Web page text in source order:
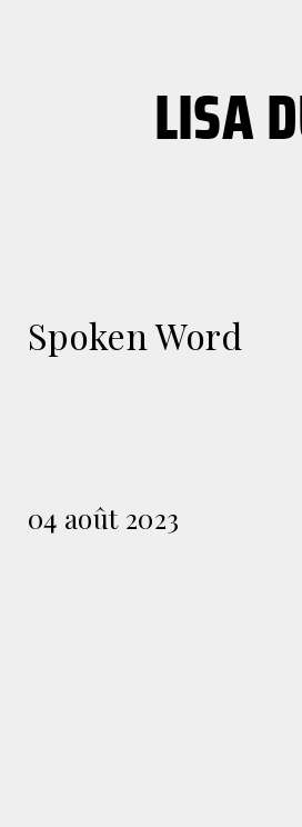
LISA
Spoken Word
04 août 2023